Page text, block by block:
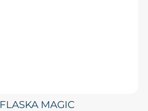
FLASKA MAGIC